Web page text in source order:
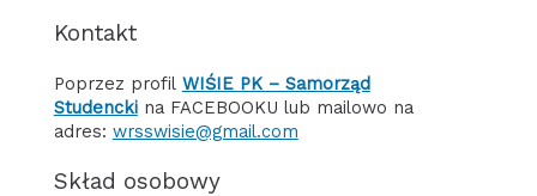
Kontakt
Poprzez profil WIŚIE PK – Samorząd
Studencki na FACEBOOKU lub mailowo na
adres: wrsswisie@gmail.com
Skład osobowy